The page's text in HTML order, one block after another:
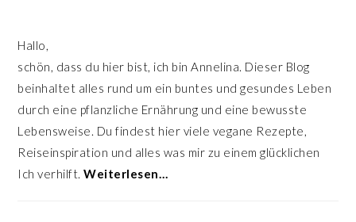
Hallo,
schön, dass du hier bist, ich bin Annelina. Dieser Blog
beinhaltet alles rund um ein buntes und gesundes Leben
durch eine pflanzliche Ernährung und eine bewusste
Lebensweise. Du findest hier viele vegane Rezepte,
Reiseinspiration und alles was mir zu einem glücklichen
Ich verhilft.Weiterlesen…